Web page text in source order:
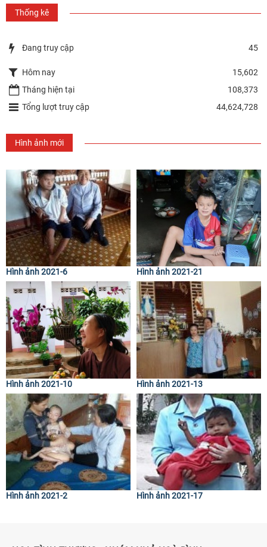
Thống kê
Đang truy cập 45
Hôm nay
15,602
Tháng hiện tại
108,373
Tổng lượt truy cập
44,624,728
Hình ảnh mới
Hình ảnh 2021-6 Hình ảnh 2021-21
Hình ảnh 2021-10 Hình ảnh 2021-13
Hình ảnh 2021-2 Hình ảnh 2021-17